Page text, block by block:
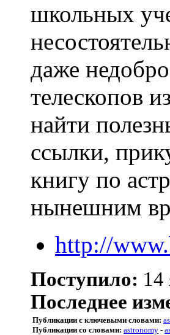
школьных
даже
телескопов
найти
ссылки,
книгу по
нынешним
http://
Поступило: 14
Последнее
Публикации с ключевыми словами:
Публикации со словами: astronomy -